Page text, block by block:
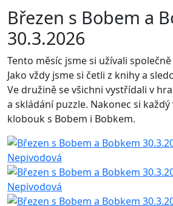
Březen s Bobem a
30.3.2026
Tento měsíc jsme si užívali
Jako vždy jsme si četli z knihy a
Ve družině se všichni vystřídali v
a skládání puzzle. Nakonec si
klobouk s Bobem i Bobkem.